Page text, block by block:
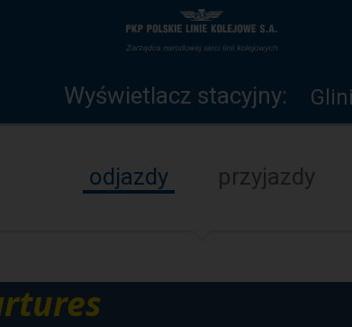
Wyświetlacz
stacyjny
Strona
główna
Wyświetlacz stacyjny:
odjazdy przyjazdy